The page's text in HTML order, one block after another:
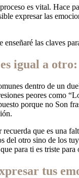
es vital. Hace
expresar las
enseñaré las claves
igual a otro:
dentro de un
peores como
porque no Son
recuerda que es una
del otro sino de los
para ti es triste
tus